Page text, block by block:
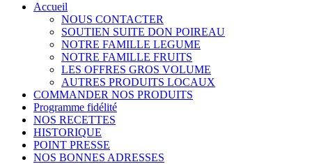
Accueil
NOUS CONTACTER
SOUTIEN SUITE DON POIREAU
NOTRE FAMILLE LEGUME
NOTRE FAMILLE FRUITS
LES OFFRES GROS VOLUME
AUTRES PRODUITS LOCAUX
COMMANDER NOS PRODUITS
Programme fidélité
NOS RECETTES
HISTORIQUE
POINT PRESSE
NOS BONNES ADRESSES